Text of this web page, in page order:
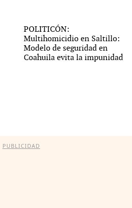
POLITICÓN:
Multihomicidio en Saltillo:
Modelo de seguridad en
Coahuila evita la impunidad
PUBLICIDAD